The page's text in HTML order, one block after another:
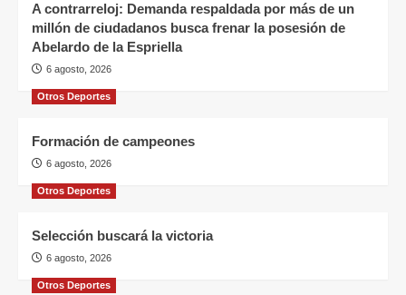
A contrarreloj: Demanda respaldada por más de un
millón de ciudadanos busca frenar la posesión de
Abelardo de la Espriella
6 agosto, 2026
Otros Deportes
Formación de campeones
6 agosto, 2026
Otros Deportes
Selección buscará la victoria
6 agosto, 2026
Otros Deportes